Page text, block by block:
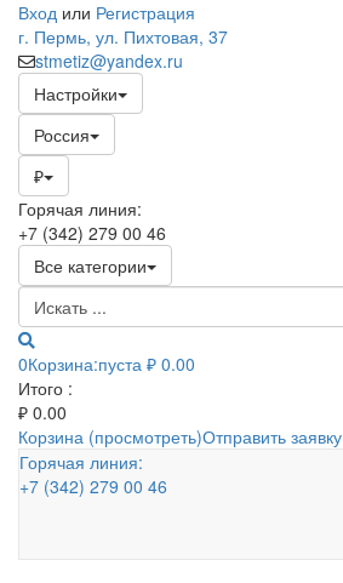
Вход или Регистрация
г. Пермь, ул. Пихтовая, 37
stmetiz@yandex.ru
Настройки
Россия
₽
Горячая линия:
+7 (342) 279 00 46
Все категории
0Корзина:пуста ₽ 0.00
Итого :
₽ 0.00
Корзина (просмотреть)Отправить заявку
Горячая линия:
+7 (342) 279 00 46